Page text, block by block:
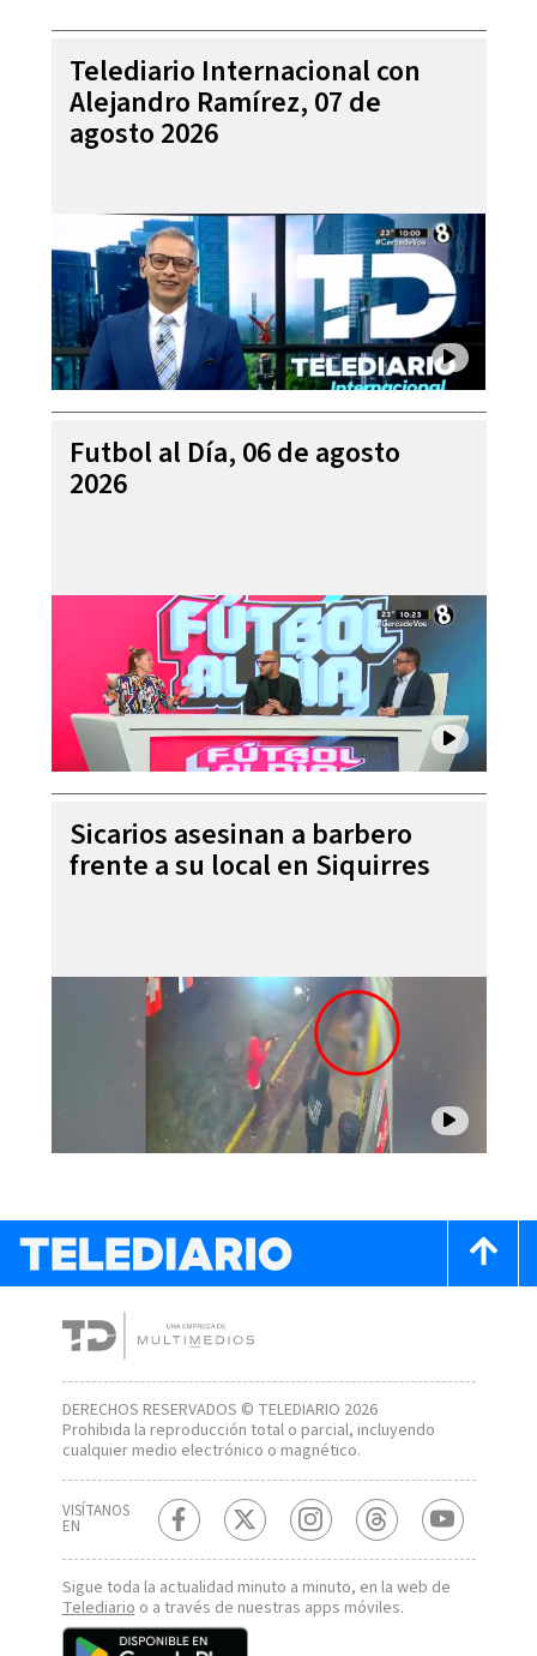
Telediario Internacional con
Alejandro Ramírez, 07 de
agosto 2026
Futbol al Día, 06 de agosto
2026
Sicarios asesinan a barbero
frente a su local en Siquirres
DERECHOS RESERVADOS © TELEDIARIO 2026
Prohibida la reproducción total o parcial, incluyendo
cualquier medio electrónico o magnético.
VISÍTANOS
EN
Sigue toda la actualidad minuto a minuto, en la web de
Telediario o a través de nuestras apps móviles.